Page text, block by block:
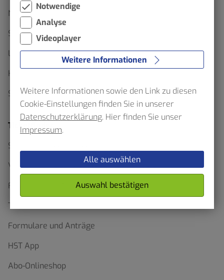
Netzpläne als Download
Sommerfahrplan 2026
Linienfahrpläne
Haltestellenskizzen
Schülerverkehr
Ticketfinder
Schluss mit Waben Wirrwarr
Verkehrserhebung im Verbundgebiet – VRR bittet
Fahrgäste um Mithilfe
Ticketfinder
Formulare und Anträge
HST App
Abo-Onlineshop
Notwendige
Analyse
Videoplayer
Weitere Informationen
Weitere Informationen sowie den Link zu diesen
Cookie-Einstellungen finden Sie in unserer
Datenschutzerklärung. Hier finden Sie unser
Impressum.
Alle auswählen
Auswahl bestätigen